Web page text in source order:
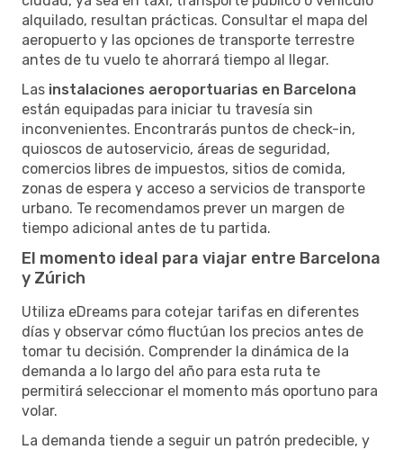
alquilado, resultan prácticas. Consultar el mapa del
aeropuerto y las opciones de transporte terrestre
antes de tu vuelo te ahorrará tiempo al llegar.
Las instalaciones aeroportuarias en Barcelona
están equipadas para iniciar tu travesía sin
inconvenientes. Encontrarás puntos de check-in,
quioscos de autoservicio, áreas de seguridad,
comercios libres de impuestos, sitios de comida,
zonas de espera y acceso a servicios de transporte
urbano. Te recomendamos prever un margen de
tiempo adicional antes de tu partida.
El momento ideal para viajar entre Barcelona
y Zúrich
Utiliza eDreams para cotejar tarifas en diferentes
días y observar cómo fluctúan los precios antes de
tomar tu decisión. Comprender la dinámica de la
demanda a lo largo del año para esta ruta te
permitirá seleccionar el momento más oportuno para
volar.
La demanda tiende a seguir un patrón predecible, y